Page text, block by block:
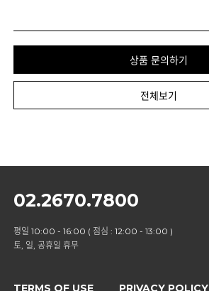
상품 문의하기
전체보기
02.2670.7800
평일 10:00 - 16:00 ( 점심 : 12:00 - 13:00 )
토, 일, 공휴일 휴무
TERMS OF USE PRIVACY POLICY